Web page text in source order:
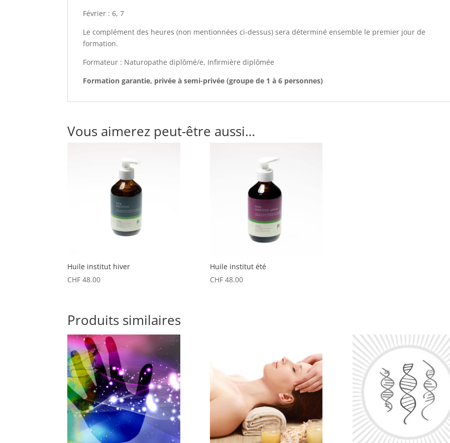
Février : 6, 7
Le complément des heures (non mentionnées ci-dessus) sera déterminé ensemble le premier jour de
formation.
Formateur : Naturopathe diplômé/e, Infirmière diplômée
Formation garantie, privée à semi-privée (groupe de 1 à 6 personnes)
Vous aimerez peut-être aussi…
Huile institut hiver
CHF 48.00
Huile institut été
CHF48.00
Produits similaires